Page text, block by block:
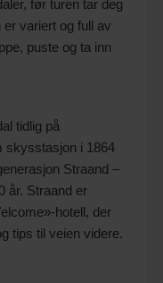
før turen tar deg
variert og full av
puste og ta inn
tidlig på
skysstasjon i 1864
Straand –
år. Straand er
hotell, der
tips til veien videre.